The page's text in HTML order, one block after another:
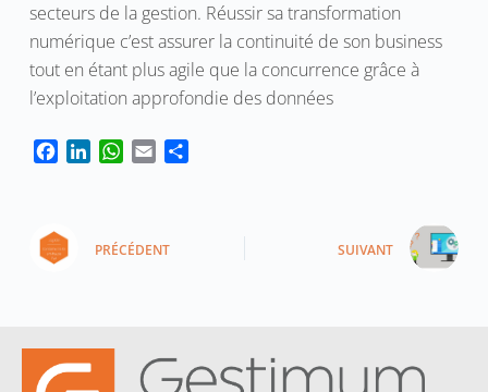
secteurs de la gestion. Réussir sa transformation
numérique c’est assurer la continuité de son business
tout en étant plus agile que la concurrence grâce à
l’exploitation approfondie des données
b
e
W
s
l
PRÉCÉDENT SUIVANT